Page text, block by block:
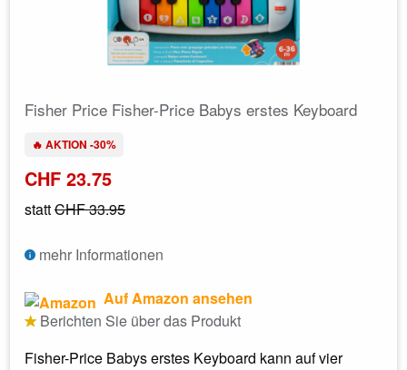
Fisher Price Fisher-Price Babys erstes Keyboard
🔥 AKTION -30%
CHF 23.75
stattCHF 33.95
mehr Informationen
Auf Amazon ansehen
Berichten Sie über das Produkt
Fisher-Price Babys erstes Keyboard kann auf vier